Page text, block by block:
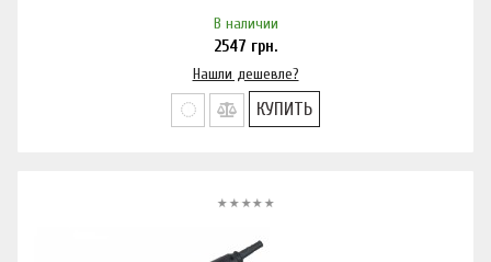
В наличии
2547 грн.
Нашли дешевле?
КУПИТЬ